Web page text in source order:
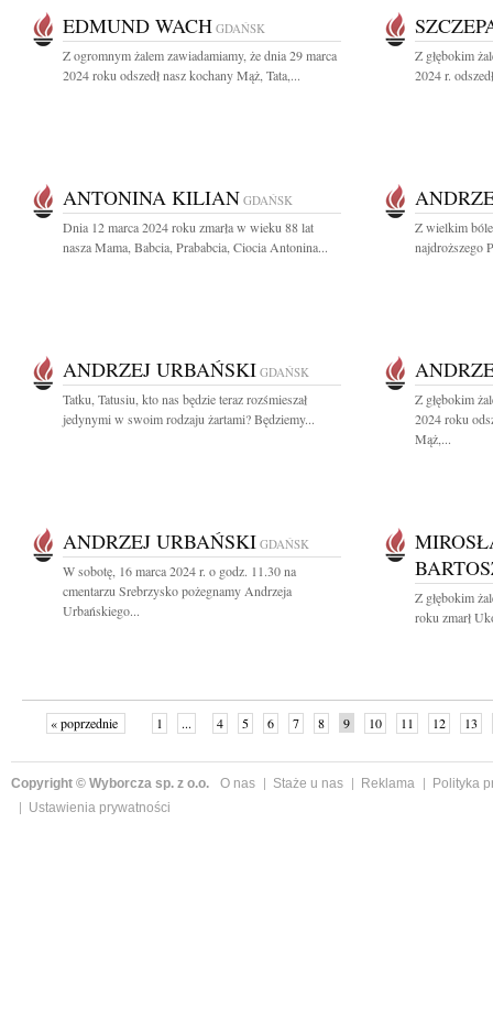
EDMUND WACH GDAŃSK
Z ogromnym żalem zawiadamiamy, że dnia 29 marca
2024 roku odszedł nasz kochany Mąż, Tata,...
Z głębokim
2024 r.
ANTONINA KILIAN GDAŃSK
Dnia 12 marca 2024 roku zmarła w wieku 88 lat
nasza Mama, Babcia, Prababcia, Ciocia Antonina...
Z wielkim
najdroższego
ANDRZEJ URBAŃSKI GDAŃSK
Tatku, Tatusiu, kto nas będzie teraz rozśmieszał
jedynymi w swoim rodzaju żartami? Będziemy...
Z głębokim
2024 roku
Mąż,...
ANDRZEJ URBAŃSKI GDAŃSK
W sobotę, 16 marca 2024 r. o godz. 11.30 na
cmentarzu Srebrzysko pożegnamy Andrzeja
Urbańskiego...
Z głębokim
roku zmarł
« poprzednie 1 ... 4 5 6 7 8 9 10 11 12 13
Copyright © Wyborcza sp. z o.o. O nas Staże u nas Reklama
Polityka
Ustawienia prywatności